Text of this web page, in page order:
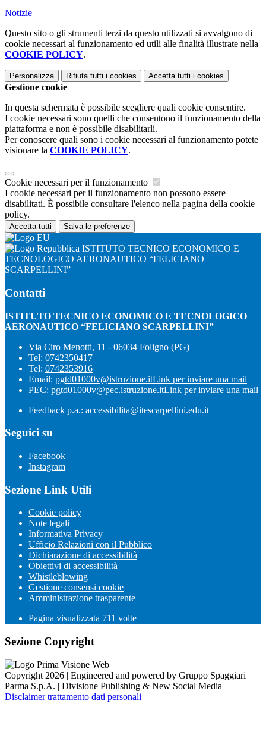
Notizie
Questo sito o gli strumenti terzi da questo utilizzati si avvalgono di
cookie necessari al funzionamento ed utili alle finalità illustrate nella
COOKIE POLICY.
Personalizza Rifiuta tutti i cookies Accetta tutti i cookies
Gestione cookie
In questa schermata è possibile scegliere quali cookie consentire.
I cookie necessari sono quelli che consentono il funzionamento della
piattaforma e non è possibile disabilitarli.
Per conoscere quali sono i cookie necessari al funzionamento potete
visionare la COOKIE POLICY.
Cookie necessari per il funzionamento
I cookie necessari per il funzionamento non possono essere
disabilitati. È possibile consultare l'elenco nella pagina della cookie
policy.
Accetta tutti Salva le preferenze
ISTITUTO TECNICO ECONOMICO E
TECNOLOGICO AERONAUTICO “FELICIANO
SCARPELLINI”
Contatti
ISTITUTO TECNICO ECONOMICO E TECNOLOGICO
AERONAUTICO “FELICIANO SCARPELLINI”
Via Ciro Menotti, 11 - 06034 Foligno (PG)
Tel: 0742350417
Tel: 0742353916
Email: pgtd01000v@istruzione.itLink per inviare una mail
PEC: pgtd01000v@pec.istruzione.itLink per inviare una mail
Feedback p.a.: accessibilita@itescarpellini.edu.it
Seguici su
Facebook
Instagram
Sezione Link Utili
Cookie policy
Note legali
Informativa Privacy
Ufficio Relazioni con il Pubblico
Dichiarazione di accessibilità
Obiettivi di accessibilità
Whistleblowing
Gestione consensi cookie
Amministrazione trasparente
Pagina visualizzata 711 volte
Sezione Copyright
Copyright 2026 | Engineered and powered by Gruppo Spaggiari
Parma S.p.A. | Divisione Publishing & New Social Media
Disclaimer trattamento dati personali